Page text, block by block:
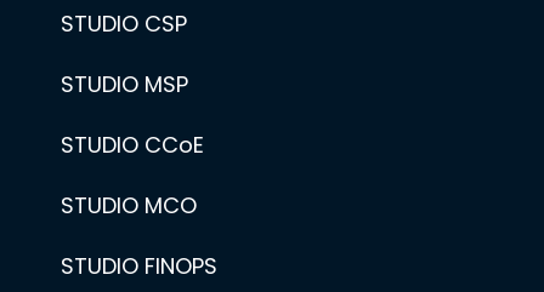
STUDIO CSP
STUDIO MSP
STUDIO CCoE
STUDIO MCO
STUDIO FINOPS